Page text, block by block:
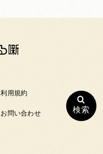
検索
利用規約
お問い合わせ